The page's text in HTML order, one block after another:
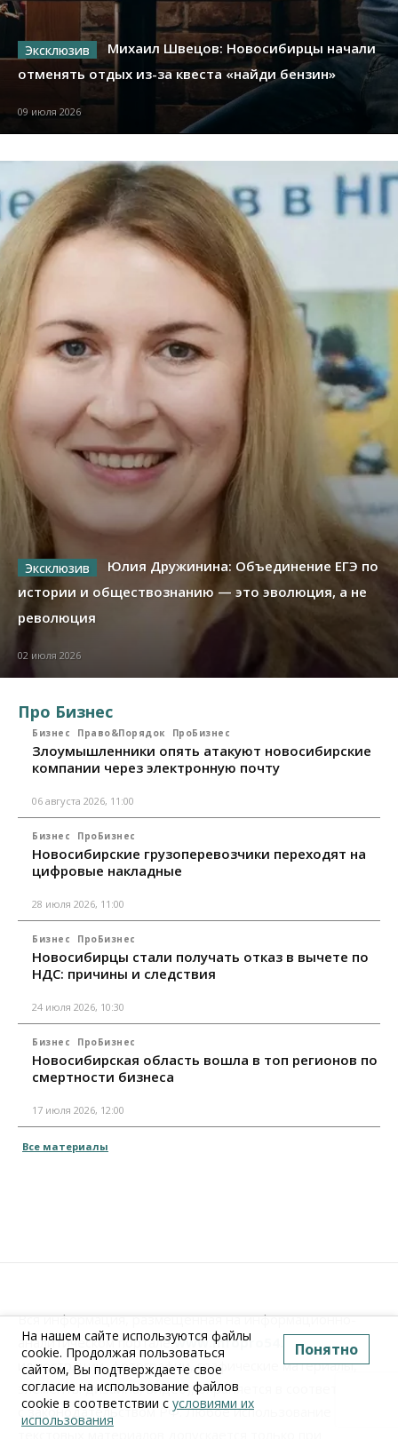
Михаил Швецов: Новосибирцы начали
отменять отдых из-за квеста «найди бензин»
09 июля 2026
Юлия Дружинина: Объединение ЕГЭ по
истории и обществознанию — это эволюция, а не
революция
02 июля 2026
Про Бизнес
Бизнес Право&Порядок ПроБизнес
Злоумышленники опять атакуют новосибирские
компании через электронную почту
06 августа 2026, 11:00
Бизнес ПроБизнес
Новосибирские грузоперевозчики переходят на
цифровые накладные
28 июля 2026, 11:00
Бизнес ПроБизнес
Новосибирцы стали получать отказ в вычете по
НДС: причины и следствия
24 июля 2026, 10:30
Бизнес ПроБизнес
Новосибирская область вошла в топ регионов по
смертности бизнеса
17 июля 2026, 12:00
Все материалы
Вся информация, размещенная на информационно-
аналитическом порталеwww.Infopro54.ru(тексты,
иллюстрации, фотографии, графические материалы,
элементы дизайна, видео), охраняется в соответствии
с законодательством РФ. Любое использование
На нашем сайте используются файлы
cookie. Продолжая пользоваться
сайтом, Вы подтверждаете свое
согласие на использование файлов
cookie в соответствии с условиями их
использования
Понятно